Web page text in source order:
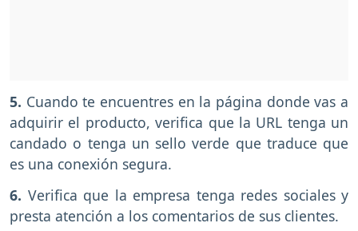
5. Cuando te encuentres en la página donde vas a
adquirir el producto, verifica que la URL tenga un
candado o tenga un sello verde que traduce que
es una conexión segura.
6. Verifica que la empresa tenga redes sociales y
presta atención a los comentarios de sus clientes.